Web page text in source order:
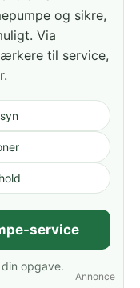
Annonce
og sikre,
Via
til service,
service
opgave.